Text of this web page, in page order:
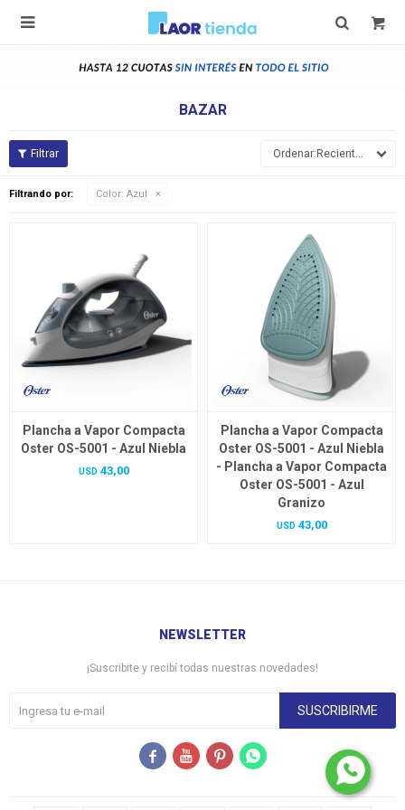

BAZAR
Recientes
Filtrando por: Color: Azul
Plancha a Vapor Compacta
Oster OS-5001 - Azul Niebla
USD 43,00
Plancha a Vapor Compacta
Oster OS-5001 - Azul Niebla
- Plancha a Vapor Compacta
Oster OS-5001 - Azul
Granizo
USD 43,00
NEWSLETTER
¡Suscribite y recibí todas nuestras novedades!
SUSCRIBIRME
   